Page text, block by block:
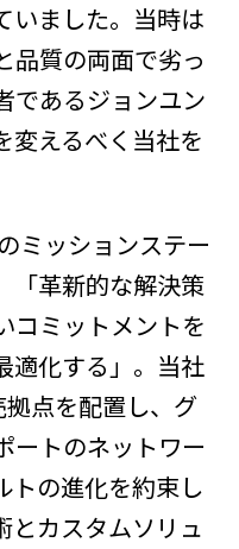
いました。当時は
品質の両面で劣っ
であるジョンユン
変えるべく当社を
ミッションステー
「革新的な解決策
コミットメントを
適化する」。当社
点を配置し、グ
ートのネットワー
トの進化を約束し
とカスタムソリュ